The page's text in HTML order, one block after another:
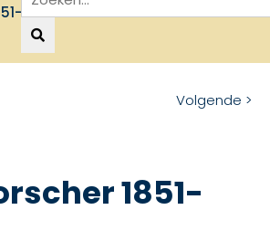
1870
Volgende >
1851-